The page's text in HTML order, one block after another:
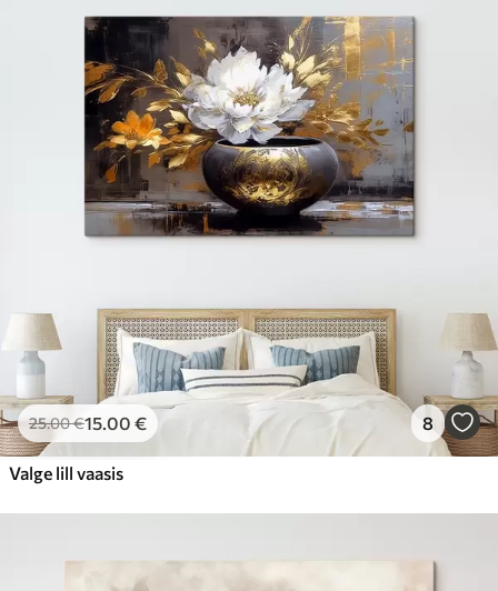
25.00€15.00 € 8
Valge lill vaasis